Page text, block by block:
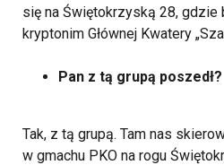
się na Świętokrzyską 28, gdzie
kryptonim Głównej Kwatery
Pan z tą grupą poszedł?
Tak, z tą grupą. Tam nas
w gmachu PKO na rogu